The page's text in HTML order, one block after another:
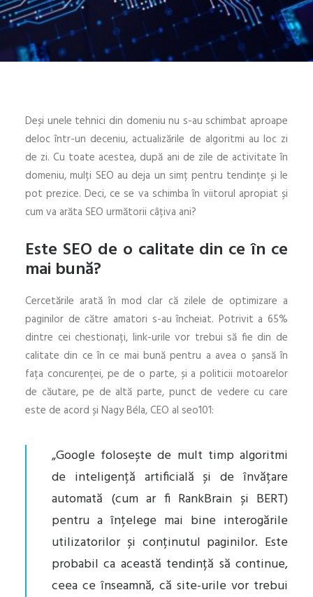
Deși unele tehnici din domeniu nu s-au schimbat aproape
deloc într-un deceniu, actualizările de algoritmi au loc zi
de zi. Cu toate acestea, după ani de zile de activitate în
domeniu, mulți SEO au deja un simț pentru tendințe și le
pot prezice. Deci, ce se va schimba în viitorul apropiat și
cum va arăta SEO următorii câțiva ani?
Este SEO de o calitate din ce în ce
mai bună?
Cercetările arată în mod clar că zilele de optimizare a
paginilor de către amatori s-au încheiat. Potrivit a 65%
dintre cei chestionați, link-urile vor trebui să fie din de
calitate din ce în ce mai bună pentru a avea o șansă în
fața concurenței, pe de o parte, și a politicii motoarelor
de căutare, pe de altă parte, punct de vedere cu care
este de acord și Nagy Béla, CEO al seo101:
„Google folosește de mult timp algoritmi
de inteligență artificială și de învățare
automată (cum ar fi RankBrain și BERT)
pentru a înțelege mai bine interogările
utilizatorilor și conținutul paginilor. Este
probabil ca această tendință să continue,
ceea ce înseamnă, că site-urile vor trebui